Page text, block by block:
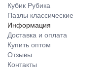
Кубик Рубика
Пазлы классические
Информация
Доставка и оплата
Купить оптом
Отзывы
Контакты